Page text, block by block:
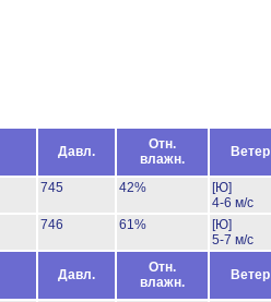
Давл.
Отн.
влажн.
Ветер
745 42%
[Ю]
4-6 м/с
746 61%
[Ю]
5-7 м/с
Давл.
Отн.
влажн.
Ветер